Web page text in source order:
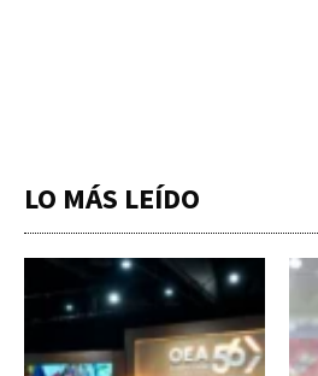
LO MÁS LEÍDO